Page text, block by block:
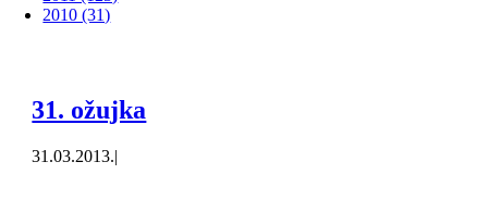
2010 (31)
31. ožujka
31.03.2013.|